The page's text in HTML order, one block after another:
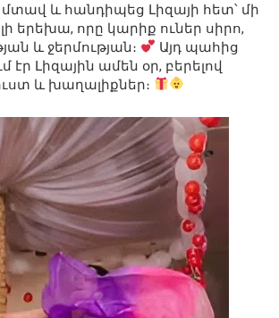
մտավ և հանդիպեց Լիզայի հետ՝ մի
երեխա, որը կարիք ուներ սիրո,
և ջերմության։
Այդ պահից
էր Լիզային ամեն օր, բերելով
և խաղալիքներ։